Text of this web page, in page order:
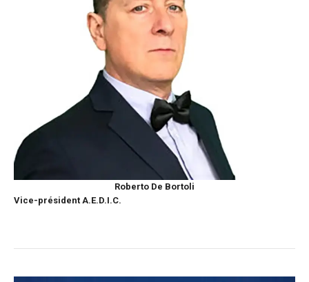
Roberto De Bortoli
Vice-président A.E.D.I.C.
fonctionne au
mieux pendant
votre visite. Si
vous refusez
fonctionnalités
disparaîtront
du site web.